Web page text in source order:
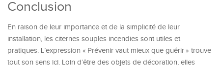
Conclusion
En raison de leur importance et de la simplicité de leur
installation, les citernes souples incendies sont utiles et
pratiques. L’expression « Prévenir vaut mieux que guérir » trouve
tout son sens ici. Loin d’être des objets de décoration, elles